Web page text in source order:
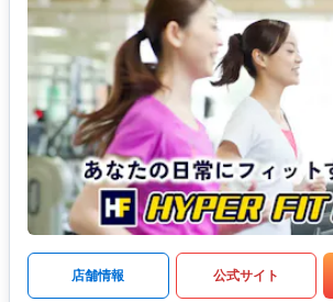
店舗情報 公式サイト